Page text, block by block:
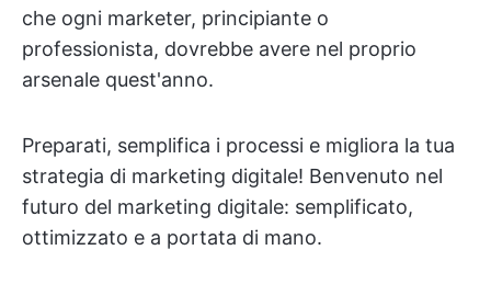
che ogni marketer, principiante o
professionista, dovrebbe avere nel proprio
arsenale quest'anno.
Preparati, semplifica i processi e migliora la tua
strategia di marketing digitale! Benvenuto nel
futuro del marketing digitale: semplificato,
ottimizzato e a portata di mano.